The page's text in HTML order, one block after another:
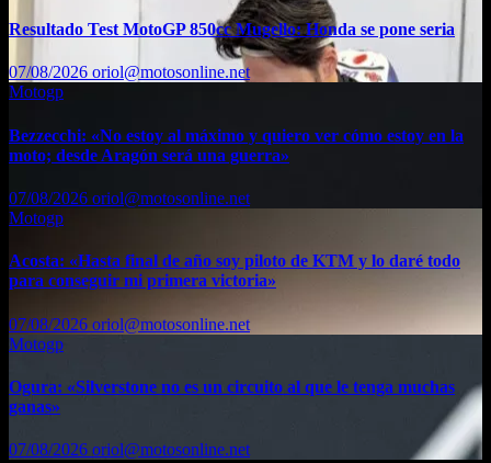
Resultado Test MotoGP 850cc Mugello: Honda se pone seria
07/08/2026 oriol@motosonline.net
Motogp
Bezzecchi: «No estoy al máximo y quiero ver cómo estoy en la
moto; desde Aragón será una guerra»
07/08/2026 oriol@motosonline.net
Motogp
Acosta: «Hasta final de año soy piloto de KTM y lo daré todo
para conseguir mi primera victoria»
07/08/2026 oriol@motosonline.net
Motogp
Ogura: «Silverstone no es un circuito al que le tenga muchas
ganas»
07/08/2026 oriol@motosonline.net